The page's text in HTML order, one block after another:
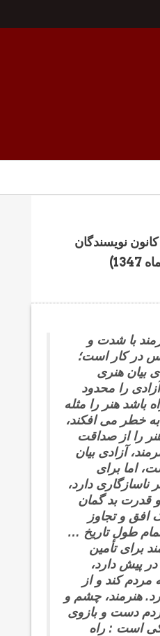
نویسندگان
با شدت و
در کار است؛
بیان هنری
را محدود
باشد هنر را مثله
خطر می افکند،
را از صداقت
آزادی بیان
اما برای
ناسازگاری دارد،
قدرت بد گمان
افق و تجاوز
طول تاریخ …
برای تأمین
پیش دارد،
کند و از
هنرمند، چشم و
دست و بازوی
است : راه